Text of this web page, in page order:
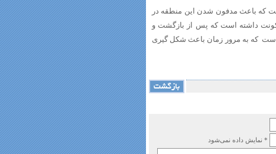
که باعث مدفون شدن این منطقه در
داشته است که پس از بازگشت و
که به مرور زمان باعث شکل گیری
* نمایش داده نمی‌شود